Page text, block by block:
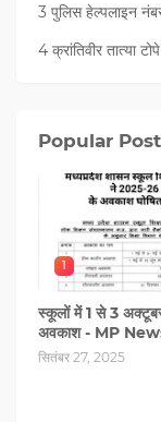
3 पुलिस हेल्पलाइन
4 क्रांतिवीर तात्या
Popular
1
स्कूलों में 1 से 3
अवकाश - MP
सितंबर 27, 2025